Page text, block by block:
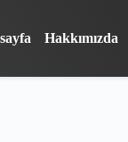
Hakkımızda